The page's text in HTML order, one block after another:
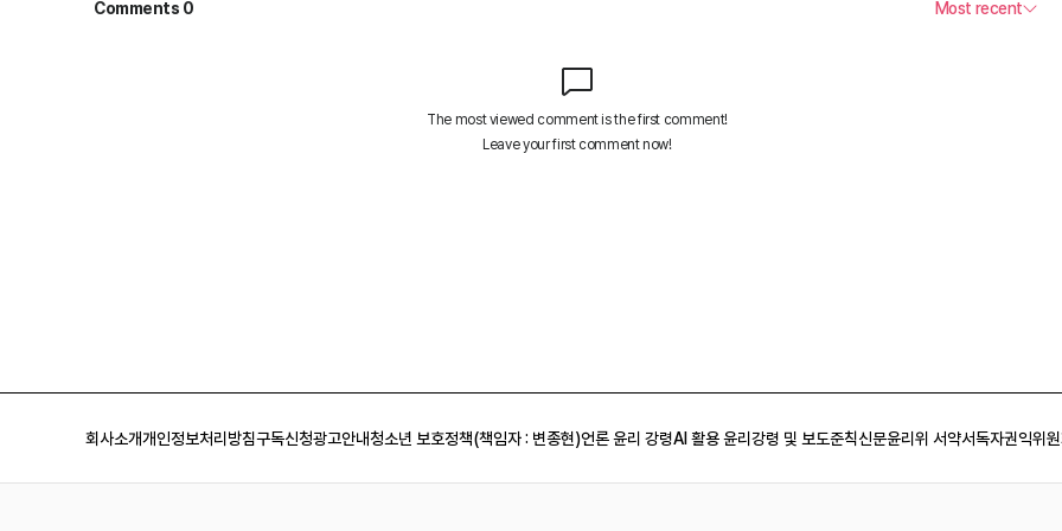
회사소개개인정보처리방침구독신청광고안내청소년 보호정책(책임자 : 변종현)언론 윤리 강령AI 활용 윤리강령 및 보도준칙신문윤리위 서약서독자권익위